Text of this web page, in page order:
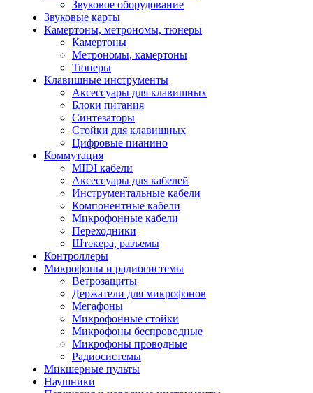
Звуковое оборудование
Звуковые карты
Камертоны, метрономы, тюнеры
Камертоны
Метрономы, камертоны
Тюнеры
Клавишные инструменты
Аксессуары для клавишных
Блоки питания
Синтезаторы
Стойки для клавишных
Цифровые пианино
Коммутация
MIDI кабели
Аксессуары для кабелей
Инструментальные кабели
Компонентные кабели
Микрофонные кабели
Переходники
Штекера, разъемы
Контроллеры
Микрофоны и радиосистемы
Ветрозащиты
Держатели для микрофонов
Мегафоны
Микрофонные стойки
Микрофоны беспроводные
Микрофоны проводные
Радиосистемы
Микшерные пульты
Наушники